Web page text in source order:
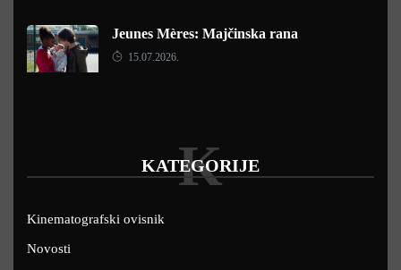
Jeunes Mères: Majčinska rana
15.07.2026.
KATEGORIJE
K
Kinematografski ovisnik
Novosti